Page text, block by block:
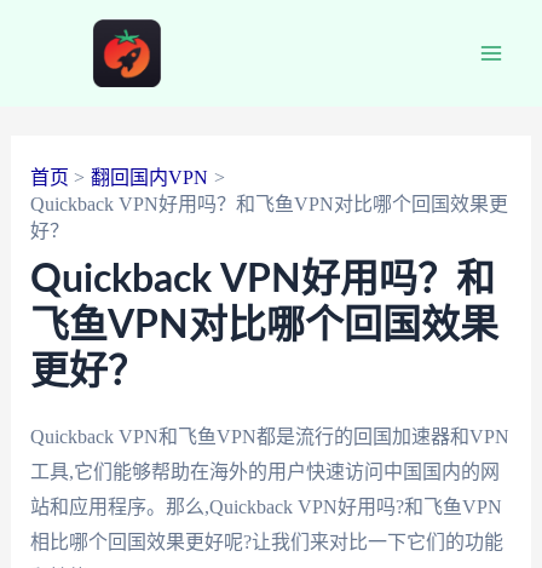
首页
翻回国内VPN
Quickback VPN好用吗？和飞鱼VPN对比哪个回国效果更
好？
Quickback VPN好用吗？和
飞鱼VPN对比哪个回国效果
更好？
Quickback VPN和飞鱼VPN都是流行的回国加速器和VPN
工具,它们能够帮助在海外的用户快速访问中国国内的网
站和应用程序。那么,Quickback VPN好用吗?和飞鱼VPN
相比哪个回国效果更好呢?让我们来对比一下它们的功能